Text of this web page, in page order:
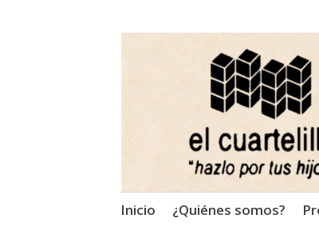
El Cuartelillo
Programa de radio
Saltar
Inicio ¿Quiénes somos?